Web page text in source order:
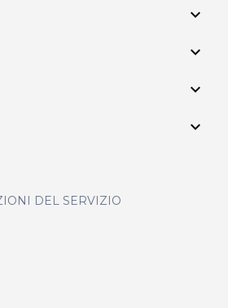
expand_more
expand_more
expand_more
expand_more
DEL SERVIZIO